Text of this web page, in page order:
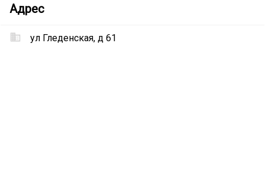
АдресМагазин
игрушки»
ул Гледенская, д 61